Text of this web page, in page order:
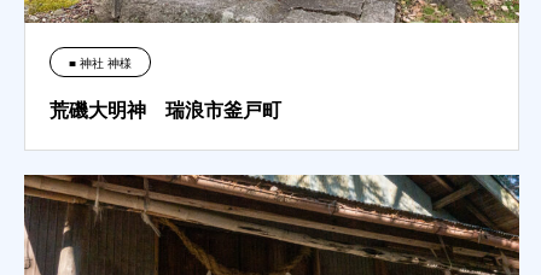
■ 神社 神様
荒磯大明神 瑞浪市釜戸町